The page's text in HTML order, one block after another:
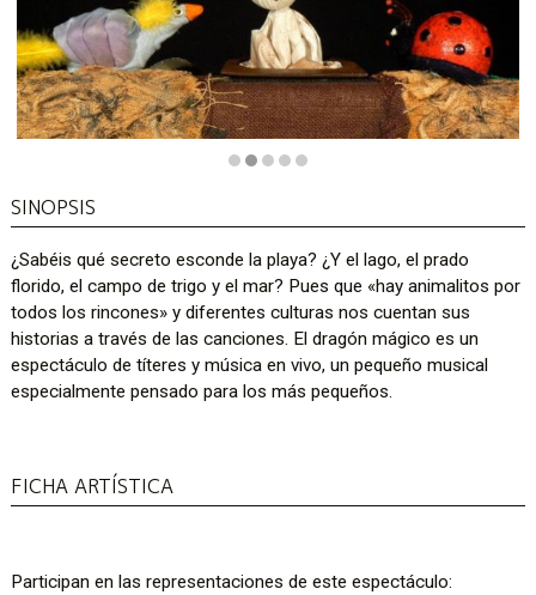
SINOPSIS
¿Sabéis qué secreto esconde la playa? ¿Y el lago, el prado
florido, el campo de trigo y el mar? Pues que «hay animalitos por
todos los rincones» y diferentes culturas nos cuentan sus
historias a través de las canciones. El dragón mágico es un
espectáculo de títeres y música en vivo, un pequeño musical
especialmente pensado para los más pequeños.
FICHA ARTÍSTICA
Participan en las representaciones de este espectáculo: